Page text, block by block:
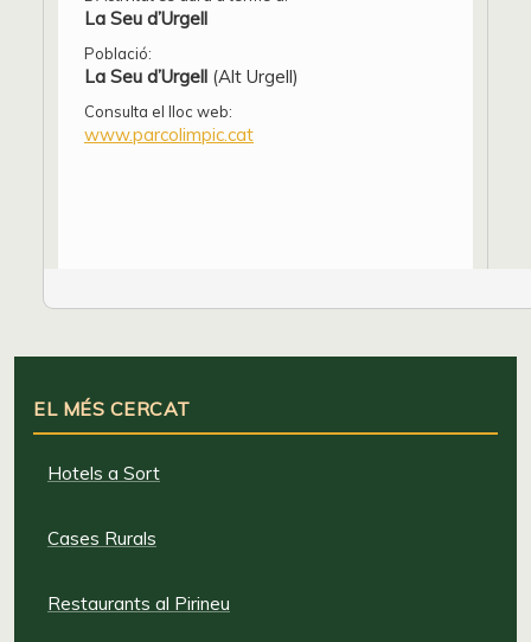
La Seu d’Urgell
Població:
La Seu d’Urgell (Alt Urgell)
Consulta el lloc web:
www.parcolimpic.cat
EL MÉS CERCAT
Hotels a Sort
Cases Rurals
Restaurants al Pirineu